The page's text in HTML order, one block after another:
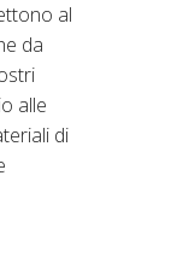
al
da
alle
di